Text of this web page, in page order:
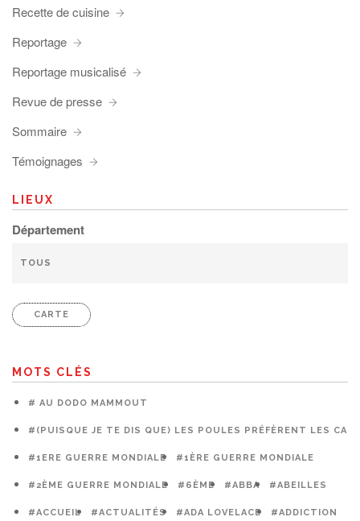
Recette de cuisine
Reportage
Reportage musicalisé
Revue de presse
Sommaire
Témoignages
LIEUX
Département
CARTE
MOTS CLÉS
# AU DODO MAMMOUT
#(PUISQUE JE TE DIS QUE) LES POULES PRÉFÈRENT LES
#1ERE GUERRE MONDIALE #1ÈRE GUERRE MONDIALE
#2ÈME GUERRE MONDIALE #6ÈME #ABBA #ABEILLES
#ACCUEIL #ACTUALITÉS #ADA LOVELACE #ADDICTION